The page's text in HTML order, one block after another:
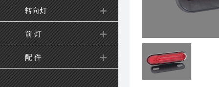
转向灯
前 灯
配 件